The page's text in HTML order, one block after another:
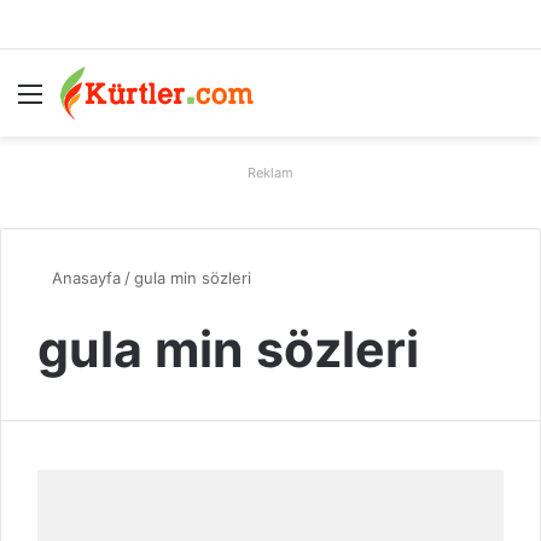
Menü
Reklam
Anasayfa /gula min sözleri
gula min sözleri